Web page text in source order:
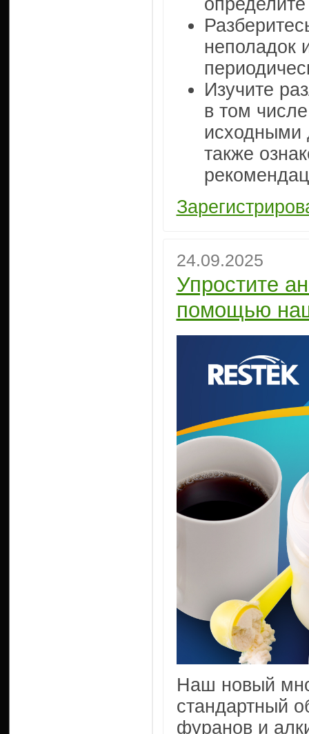
неполадок
Изучите
в том
исходными
также
24.09.2025
Упростите
помощью
Наш новый
стандартный
фуранов и